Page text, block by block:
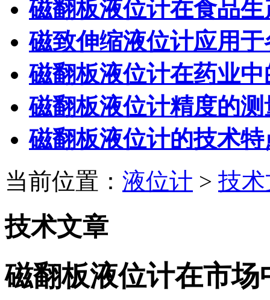
磁翻板液位计在食品
磁致伸缩液位计应用
磁翻板液位计在药业
磁翻板液位计精度的
磁翻板液位计的技术
当前位置： 液位计 > 技
技术文章
磁翻板液位计在市场